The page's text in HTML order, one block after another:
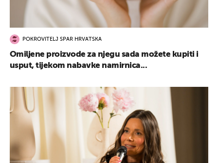
POKROVITELJ SPAR HRVATSKA
Omiljene proizvode za njegu sada možete kupiti i
usput, tijekom nabavke namirnica...